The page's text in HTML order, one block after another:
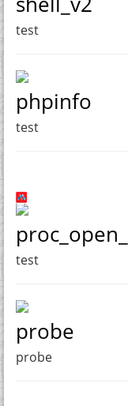
test
phpinfo
test
test
probe
probe